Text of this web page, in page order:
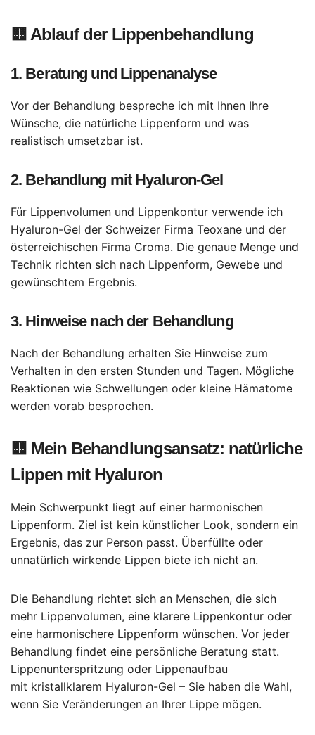
🟨 Ablauf der Lippenbehandlung
1. Beratung und Lippenanalyse
Vor der Behandlung bespreche ich mit Ihnen Ihre
Wünsche, die natürliche Lippenform und was
realistisch umsetzbar ist.
2. Behandlung mit Hyaluron-Gel
Für Lippenvolumen und Lippenkontur verwende ich
Hyaluron-Gel der Schweizer Firma Teoxane und der
österreichischen Firma Croma. Die genaue Menge und
Technik richten sich nach Lippenform, Gewebe und
gewünschtem Ergebnis.
3. Hinweise nach der Behandlung
Nach der Behandlung erhalten Sie Hinweise zum
Verhalten in den ersten Stunden und Tagen. Mögliche
Reaktionen wie Schwellungen oder kleine Hämatome
werden vorab besprochen.
🟨 Mein Behandlungsansatz: natürliche
Lippen mit Hyaluron
Mein Schwerpunkt liegt auf einer harmonischen
Lippenform. Ziel ist kein künstlicher Look, sondern ein
Ergebnis, das zur Person passt. Überfüllte oder
unnatürlich wirkende Lippen biete ich nicht an.
Die Behandlung richtet sich an Menschen, die sich
mehr Lippenvolumen, eine klarere Lippenkontur oder
eine harmonischere Lippenform wünschen. Vor jeder
Behandlung findet eine persönliche Beratung statt.
Lippenunterspritzung oder Lippenaufbau
mit kristallklarem Hyaluron-Gel – Sie haben die Wahl,
wenn Sie Veränderungen an Ihrer Lippe mögen.